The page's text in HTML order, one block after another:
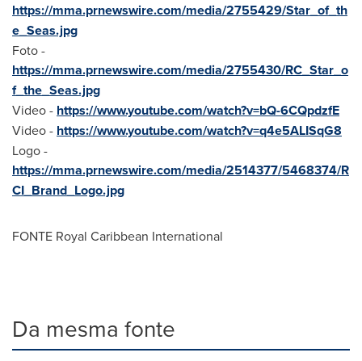
https://mma.prnewswire.com/media/2755429/Star_of_th
e_Seas.jpg
Foto -
https://mma.prnewswire.com/media/2755430/RC_Star_o
f_the_Seas.jpg
Video - https://www.youtube.com/watch?v=bQ-6CQpdzfE
Video - https://www.youtube.com/watch?v=q4e5ALISqG8
Logo -
https://mma.prnewswire.com/media/2514377/5468374/R
CI_Brand_Logo.jpg
FONTE Royal Caribbean International
Da mesma fonte